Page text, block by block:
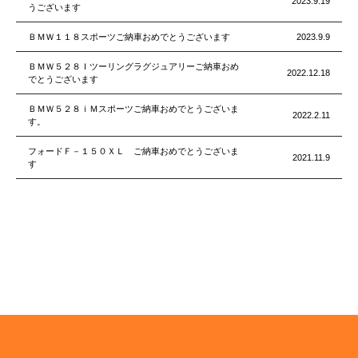
うございます
ＢＭＷ１１８スポーツご納車おめでとうございます 2023.9.9
ＢＭＷ５２８Ｉツーリングラグジュアリーご納車おめ
でとうございます
2022.12.18
ＢＭＷ５２８ｉＭスポーツご納車おめでとうございま
す。
2022.2.11
フォードＦ－１５０ＸＬ ご納車おめでとうございま
す
2021.11.9